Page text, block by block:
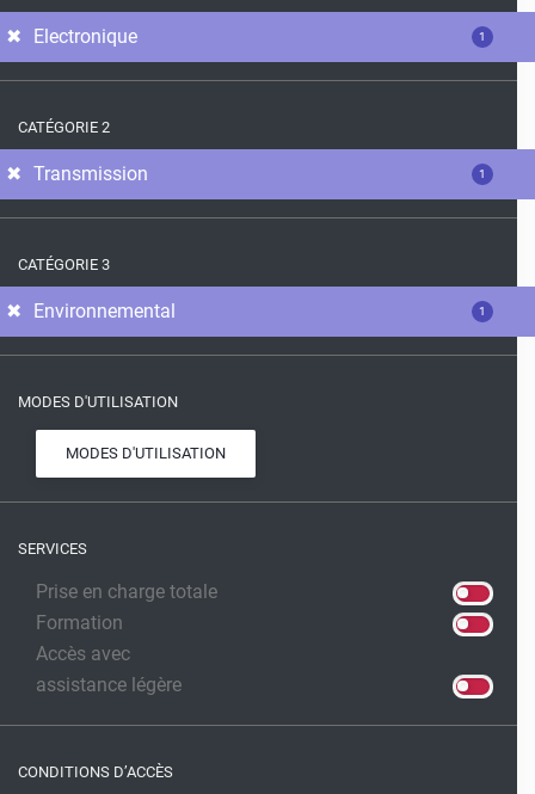
Electronique 1
CATÉGORIE 2
Transmission 1
CATÉGORIE 3
Environnemental 1
MODES D'UTILISATION
MODES D'UTILISATION
SERVICES
Prise en charge totale
Formation
Accès avec
assistance légère
CONDITIONS D’ACCÈS